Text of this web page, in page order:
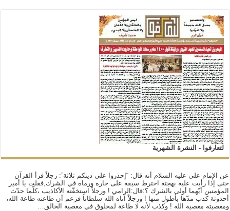
لتعارفوا - النشرة الشهرية
عن الإمام علي عليه السلام أنه قال: “إحذروا على دينكم ثلاثة”: رجلاً قرأ القرآن
حتى إذا رأيت عليه بهجته اخترط سيفه على جاره ورماه في الشرك,فقلت يا أمير
المؤمنين أيّهما أولى بالشرك ؟:قال:الرامي ! ورجلاً استخفّته الأكاذيب ،كلّما حدّث
أحدوثة كذب مدّها بأطول منها ! ورجلاً آتاه الله سلطاناً فزعم أن طاعته طاعة الله،
ومعصيته معصية الله ! وكذب لأنه لا طاعة لمخلوق في معصية الخالق…